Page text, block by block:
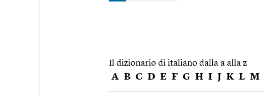
Il dizionario di italiano dalla a alla z
A B C D E F G H I J K L M